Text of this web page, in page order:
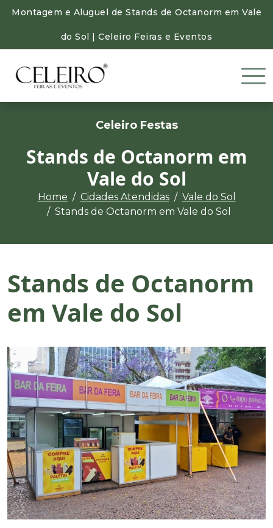
Montagem e Aluguel de Stands de Octanorm em Vale
do Sol | Celeiro Feiras e Eventos
Celeiro Festas
Stands de Octanorm em
Vale do Sol
Home Cidades Atendidas
Vale do Sol
Stands de Octanorm em Vale do Sol
Stands de Octanorm
em Vale do Sol